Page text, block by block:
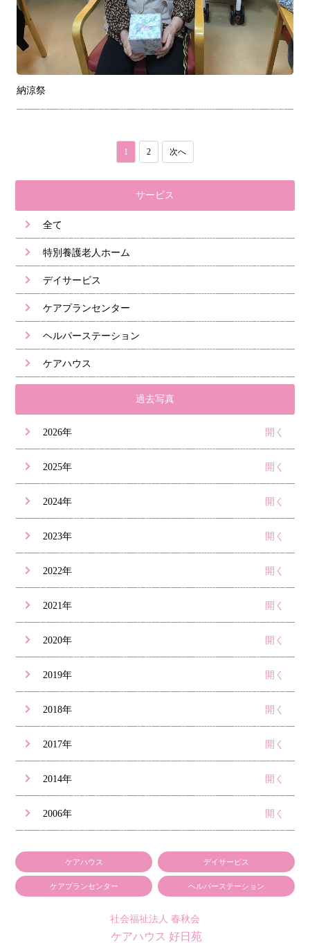
サービス
全て
特別養護老人ホーム
デイサービス
ケアプランセンター
ヘルパーステーション
ケアハウス
過去写真
2026年
2025年
2024年
2023年
2022年
2021年
2020年
2019年
2018年
2017年
2014年
2006年
納涼祭
1 2 次へ
ケアハウス デイサービス
ケアプランセンター ヘルパーステーション
社会福祉法人 春秋会
ケアハウス 好日苑